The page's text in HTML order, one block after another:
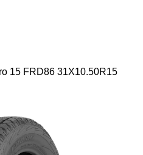
15 FRD86 31X10.50R15